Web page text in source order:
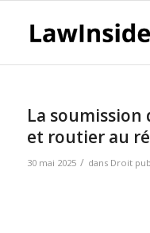
La
et routier au
30 mai 2025 / dans Droit